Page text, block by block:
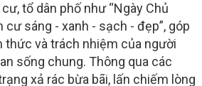
tổ dân phố như “Ngày Chủ
cư sáng - xanh - sạch - đẹp”, góp
thức và trách nhiệm của người
sống chung. Thông qua các
xả rác bừa bãi, lấn chiếm lòng